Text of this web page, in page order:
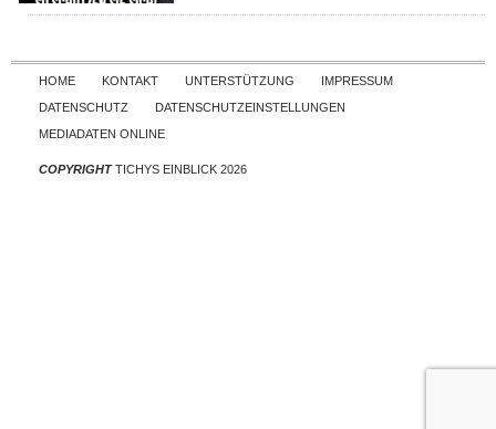
Skip to content
HOME KONTAKT UNTERSTÜTZUNG
IMPRESSUM
DATENSCHUTZ
DATENSCHUTZEINSTELLUNGEN
MEDIADATEN ONLINE
COPYRIGHTTICHYS EINBLICK 2026